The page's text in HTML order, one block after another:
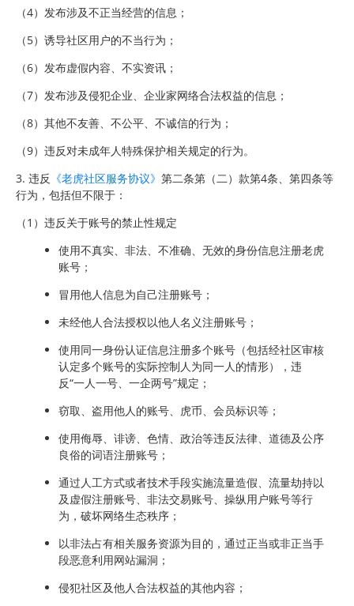
（4）发布涉及不正当经营的信息；
（5）诱导社区用户的不当行为；
（6）发布虚假内容、不实资讯；
（7）发布涉及侵犯企业、企业家网络合法权益的信息；
（8）其他不友善、不公平、不诚信的行为；
（9）违反对未成年人特殊保护相关规定的行为。
3. 违反 《老虎社区服务协议》 第二条第（二）款第4条、第四条等
行为，包括但不限于：
（1）违反关于账号的禁止性规定
使用不真实、非法、不准确、无效的身份信息注册老虎
账号；
冒用他人信息为自己注册账号；
未经他人合法授权以他人名义注册账号；
使用同一身份认证信息注册多个账号（包括经社区审核
认定多个账号的实际控制人为同一人的情形），违
反“一人一号、一企两号”规定；
窃取、盗用他人的账号、虎币、会员标识等；
使用侮辱、诽谤、色情、政治等违反法律、道德及公序
良俗的词语注册账号；
通过人工方式或者技术手段实施流量造假、流量劫持以
及虚假注册账号、非法交易账号、操纵用户账号等行
为，破坏网络生态秩序；
以非法占有相关服务资源为目的，通过正当或非正当手
段恶意利用网站漏洞；
侵犯社区及他人合法权益的其他内容；